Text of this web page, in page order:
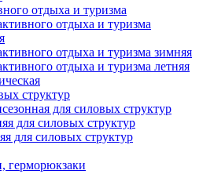
отдыха и туризма
отдыха и туризма
отдыха и туризма зимняя
отдыха и туризма летняя
структур
для силовых структур
для силовых структур
для силовых структур
герморюкзаки